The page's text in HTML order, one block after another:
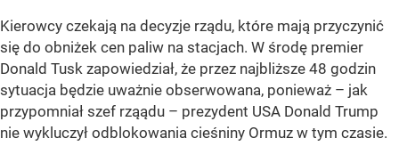
Kierowcy czekają na decyzje rządu, które mają przyczynić
się do obniżek cen paliw na stacjach. W środę premier
Donald Tusk zapowiedział, że przez najbliższe 48 godzin
sytuacja będzie uważnie obserwowana, ponieważ – jak
przypomniał szef rząądu – prezydent USA Donald Trump
nie wykluczył odblokowania cieśniny Ormuz w tym czasie.